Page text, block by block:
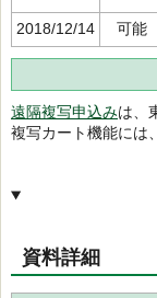
2018/12/14 可能
遠隔複写申込みは、
複写カート機能には
資料詳細